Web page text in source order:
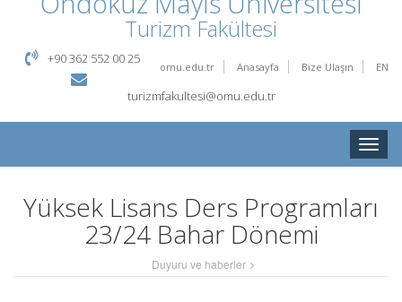
Turizm Fakültesi
omu.edu.tr Anasayfa Bize Ulaşın EN
+90 362 552 00 25
turizmfakultesi@omu.edu.tr
Toggle
Yüksek Lisans Ders Programları
23/24 Bahar Dönemi
Duyuru ve haberler